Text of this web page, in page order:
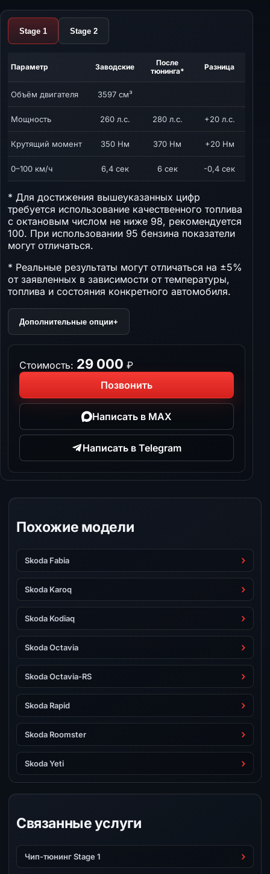
Stage 1 Stage 2
Параметр Заводские
После
тюнинга*
Разница
Объём двигателя 3597 см³
Мощность 260 л.с. 280 л.с. +20 л.с.
Крутящий момент 350 Нм 370 Нм +20 Нм
0–100 км/ч 6,4 сек 6 сек -0,4 сек
* Для достижения вышеуказанных цифр
требуется использование качественного топлива
с октановым числом не ниже 98, рекомендуется
100. При использовании 95 бензина показатели
могут отличаться.
* Реальные результаты могут отличаться на ±5%
от заявленных в зависимости от температуры,
топлива и состояния конкретного автомобиля.
Дополнительные опции+
Стоимость: 29 000 ₽
Позвонить
Написать в MAX
Написать в Telegram
Похожие модели
Skoda Fabia
Skoda Karoq
Skoda Kodiaq
Skoda Octavia
Skoda Octavia-RS
Skoda Rapid
Skoda Roomster
Skoda Yeti
Связанные услуги
Чип-тюнинг Stage 1